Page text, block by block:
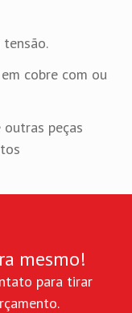
cobre com ou
peças
mesmo!
para tirar